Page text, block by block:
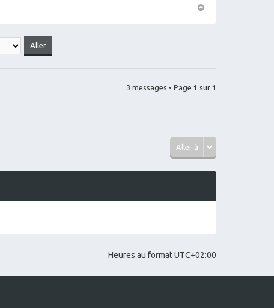
3 messages • Page 1 sur 1
Aller à
Heures au formatUTC+02:00